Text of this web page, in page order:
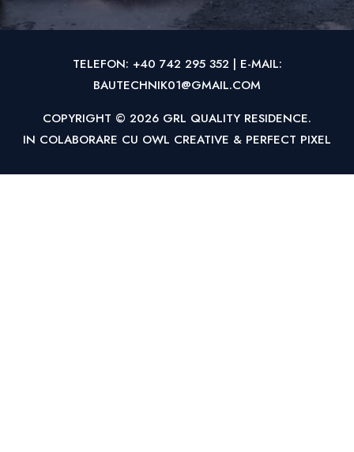
TELEFON: +40 742 295 352 | E-MAIL:
BAUTECHNIK01@GMAIL.COM
COPYRIGHT © 2026 GRL QUALITY RESIDENCE.
IN COLABORARE CU OWL CREATIVE & PERFECT PIXEL